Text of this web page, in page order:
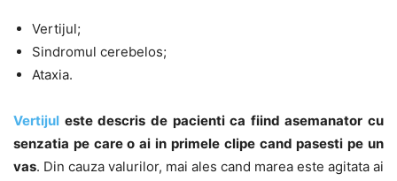
Vertijul;
Sindromul cerebelos;
Ataxia.
Vertijul este descris de pacienti ca fiind asemanator cu
senzatia pe care o ai in primele clipe cand pasesti pe un
vas. Din cauza valurilor, mai ales cand marea este agitata ai